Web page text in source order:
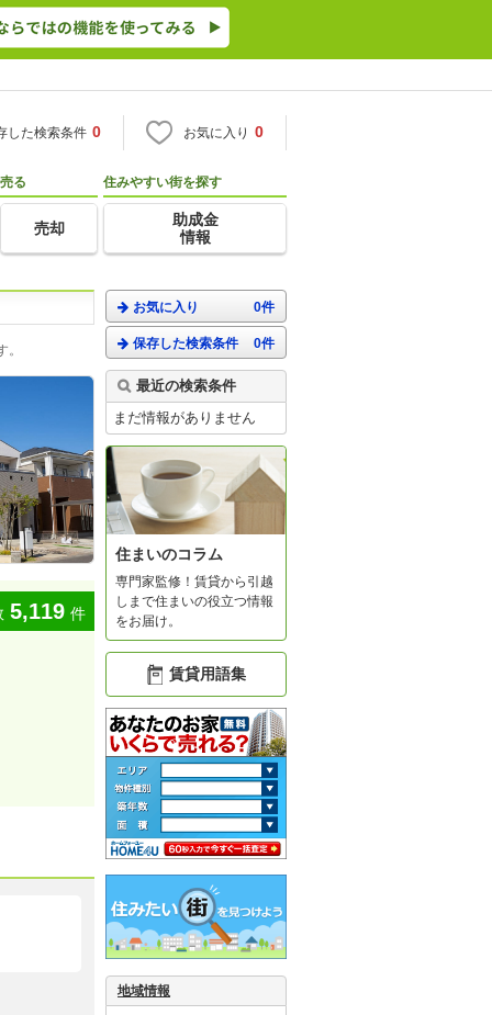
した検索条件 0 お気に入り 0
売る
売却
住みやすい街を探す
助成金
情報
5,119 件
お気に入り 0件
保存した検索条件 0件
最近の検索条件
まだ情報がありません
住まいのコラム
専門家監修！賃貸から引越
しまで住まいの役立つ情報
をお届け。
賃貸用語集
地域情報